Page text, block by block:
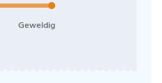
Geweldig